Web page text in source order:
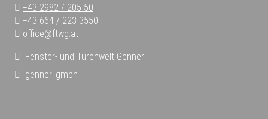
+43 2982 / 205 50
+43 664 / 223 3550
office@ftwg.at
Fenster- und Türenwelt Genner
genner_gmbh